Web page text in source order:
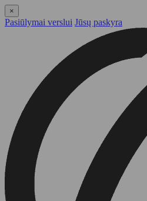
×
Pasiūlymai verslui Jūsų paskyra